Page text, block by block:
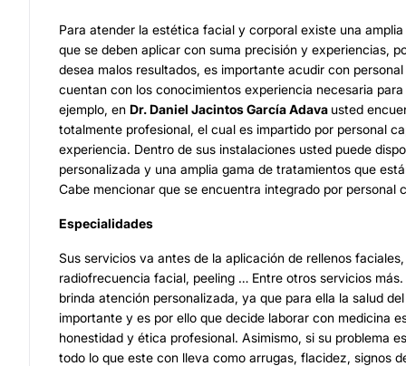
Para atender la estética facial y corporal existe una
que se deben aplicar con suma precisión y experiencias,
desea malos resultados, es importante acudir con
cuentan con los conocimientos experiencia necesaria
ejemplo, en Dr. Daniel Jacintos García Adava usted
totalmente profesional, el cual es impartido por personal
experiencia. Dentro de sus instalaciones usted puede
personalizada y una amplia gama de tratamientos que
Cabe mencionar que se encuentra integrado por personal
Especialidades
Sus servicios va antes de la aplicación de rellenos
radiofrecuencia facial, peeling … Entre otros servicios más.
brinda atención personalizada, ya que para ella la salud
importante y es por ello que decide laborar con medicina
honestidad y ética profesional. Asimismo, si su problema
todo lo que este con lleva como arrugas, flacidez, signos